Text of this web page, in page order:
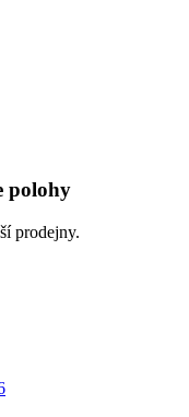
polohy
prodejny.